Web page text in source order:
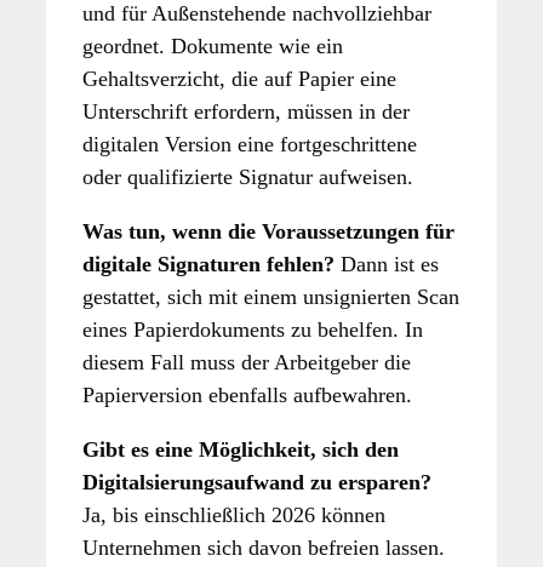
und für Außenstehende nachvollziehbar
geordnet. Dokumente wie ein
Gehaltsverzicht, die auf Papier eine
Unterschrift erfordern, müssen in der
digitalen Version eine fortgeschrittene
oder qualifizierte Signatur aufweisen.
Was tun, wenn die Voraussetzungen für
digitale Signaturen fehlen? Dann ist es
gestattet, sich mit einem unsignierten Scan
eines Papierdokuments zu behelfen. In
diesem Fall muss der Arbeitgeber die
Papierversion ebenfalls aufbewahren.
Gibt es eine Möglichkeit, sich den
Digitalsierungsaufwand zu ersparen?
Ja, bis einschließlich 2026 können
Unternehmen sich davon befreien lassen.